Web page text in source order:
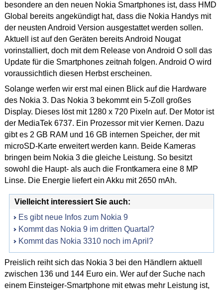
besondere an den neuen Nokia Smartphones ist, dass HMD
Global bereits angekündigt hat, dass die Nokia Handys mit
der neusten Android Version ausgestattet werden sollen.
Aktuell ist auf den Geräten bereits Android Nougat
vorinstalliert, doch mit dem Release von Android O soll das
Update für die Smartphones zeitnah folgen. Android O wird
voraussichtlich diesen Herbst erscheinen.
Solange werfen wir erst mal einen Blick auf die Hardware
des Nokia 3. Das Nokia 3 bekommt ein 5-Zoll großes
Display. Dieses löst mit 1280 x 720 Pixeln auf. Der Motor ist
der MediaTek 6737. Ein Prozessor mit vier Kernen. Dazu
gibt es 2 GB RAM und 16 GB internen Speicher, der mit
microSD-Karte erweitert werden kann. Beide Kameras
bringen beim Nokia 3 die gleiche Leistung. So besitzt
sowohl die Haupt- als auch die Frontkamera eine 8 MP
Linse. Die Energie liefert ein Akku mit 2650 mAh.
Vielleicht interessiert Sie auch:
Es gibt neue Infos zum Nokia 9
Kommt das Nokia 9 im dritten Quartal?
Kommt das Nokia 3310 noch im April?
Preislich reiht sich das Nokia 3 bei den Händlern aktuell
zwischen 136 und 144 Euro ein. Wer auf der Suche nach
einem Einsteiger-Smartphone mit etwas mehr Leistung ist,